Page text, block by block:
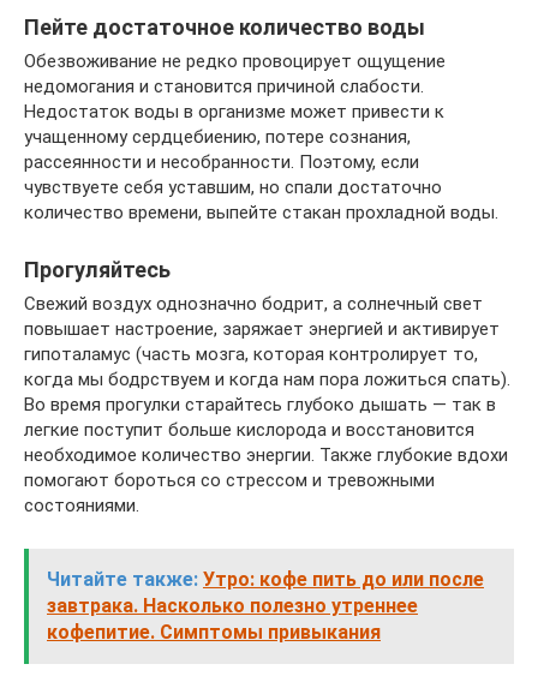
Пейте достаточное количество воды
Обезвоживание не редко провоцирует ощущение
недомогания и становится причиной слабости.
Недостаток воды в организме может привести к
учащенному сердцебиению, потере сознания,
рассеянности и несобранности. Поэтому, если
чувствуете себя уставшим, но спали достаточно
количество времени, выпейте стакан прохладной воды.
Прогуляйтесь
Свежий воздух однозначно бодрит, а солнечный свет
повышает настроение, заряжает энергией и активирует
гипоталамус (часть мозга, которая контролирует то,
когда мы бодрствуем и когда нам пора ложиться спать).
Во время прогулки старайтесь глубоко дышать — так в
легкие поступит больше кислорода и восстановится
необходимое количество энергии. Также глубокие вдохи
помогают бороться со стрессом и тревожными
состояниями.
Читайте также: Утро: кофе пить до или после
завтрака. Насколько полезно утреннее
кофепитие. Симптомы привыкания